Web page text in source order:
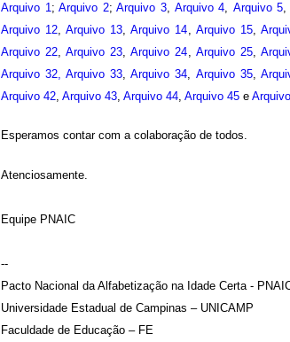
Arquivo 1;Arquivo 2;Arquivo 3, Arquivo 4, Arquivo 5
Arquivo 12,Arquivo 13,Arquivo 14, Arquivo 15,
Arquivo 22,Arquivo 23,Arquivo 24, Arquivo 25,
Arquivo 32,Arquivo 33,Arquivo 34, Arquivo 35,
Arquivo 42,Arquivo 43,Arquivo 44,Arquivo 45 e
Esperamos contar com a colaboração de todos.
Atenciosamente.
Equipe PNAIC
--
Pacto Nacional da Alfabetização na Idade Certa -
Universidade Estadual de Campinas – UNICAMP
Faculdade de Educação – FE